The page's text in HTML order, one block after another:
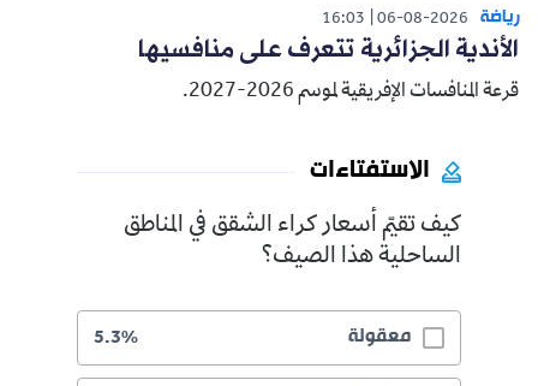
رياضة 06-08-2026
16:03
الأندية الجزائرية تتعرف على منافسيها
قرعة المنافسات الإفريقية لموسم 2026-2027.
الاستفتاءات
كيف تقيّم أسعار كراء الشقق في المناطق
الساحلية هذا الصيف؟
معقولة 5.3%